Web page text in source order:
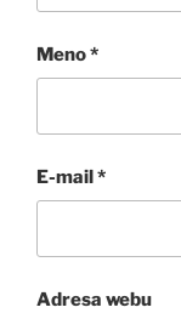
Meno*
E-mail*
Adresa webu